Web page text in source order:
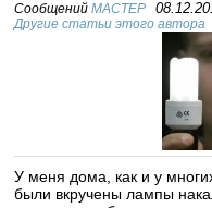
СообщенийMACTEP
Другие статьи этого автора
У меня дома, как и у
были вкручены лампы